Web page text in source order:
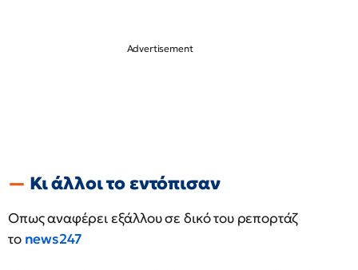
Κι άλλοι το εντόπισαν
Oπως αναφέρει εξάλλου σε δικό του ρεπορτάζ
το news247